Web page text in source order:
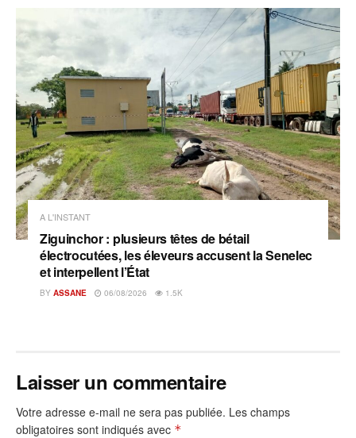
A L'INSTANT
Ziguinchor : plusieurs têtes de bétail
électrocutées, les éleveurs accusent la Senelec
et interpellent l’État
BY ASSANE 06/08/2026 1.5K
Laisser un commentaire
Votre adresse e-mail ne sera pas publiée. Les champs
obligatoires sont indiqués avec *